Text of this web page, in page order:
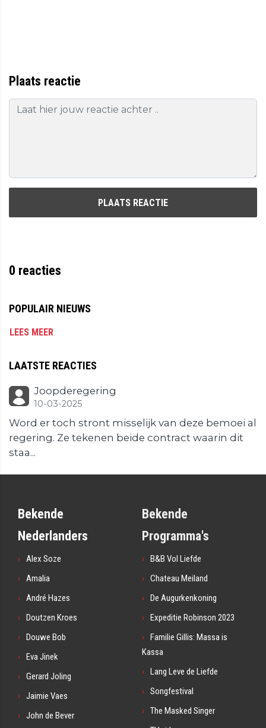
Plaats reactie
PLAATS REACTIE
0 reacties
POPULAIR NIEUWS
LEES MEER
LAATSTE REACTIES
Joopderegering
10-03-2025
Word er toch stront misselijk van deze bemoei al
regering. Ze tekenen beide contract waarin dit
staa...
Bekende
Nederlanders
Alex Soze
Amalia
André Hazes
Doutzen Kroes
Douwe Bob
Eva Jinek
Gerard Joling
Jaimie Vaes
John de Bever
Bekende
Programma's
B&B Vol Liefde
Chateau Meiland
De Augurkenkoning
Expeditie Robinson 2023
Familie Gillis: Massa is
Kassa
Lang Leve de Liefde
Songfestival
The Masked Singer